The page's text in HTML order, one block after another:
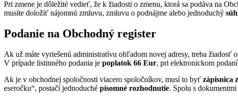
Pri zmene je dôležité vedieť, že k žiadosti o zmenu, ktorá sa podáva na
musíte doložiť nájomnú zmluvu, zmluvu o podnájme alebo jednoduchý
Podanie na Obchodný register
Ak už máte vyriešenú administratívu ohľadom novej adresy, treba žiadosť
V prípade listinného podania je poplatok 66 Eur, pri elektronickom
Ak je v obchodnej spoločnosti viacero spoločníkov, musí to byť zápisnica
eseročku“, postačí jednoduché písomné rozhodnutie. Spolu s